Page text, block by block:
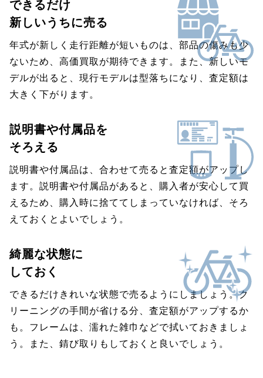
できるだけ
新しいうちに売る
年式が新しく走行距離が短いものは、部品の傷みも少
ないため、高価買取が期待できます。また、新しいモ
デルが出ると、現行モデルは型落ちになり、査定額は
大きく下がります。
説明書や付属品を
そろえる
説明書や付属品は、合わせて売ると査定額がアップし
ます。説明書や付属品があると、購入者が安心して買
えるため、購入時に捨ててしまっていなければ、そろ
えておくとよいでしょう。
綺麗な状態に
しておく
できるだけきれいな状態で売るようにしましょう。ク
リーニングの手間が省ける分、査定額がアップするか
も。フレームは、濡れた雑巾などで拭いておきましょ
う。また、錆び取りもしておくと良いでしょう。